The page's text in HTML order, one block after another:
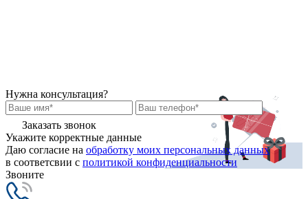
Нужна консультация?
Заказать звонок
Укажите корректные данные
Даю согласие на обработку моих персональных данных
в соответсвии с политикой конфиденциальности
Звоните